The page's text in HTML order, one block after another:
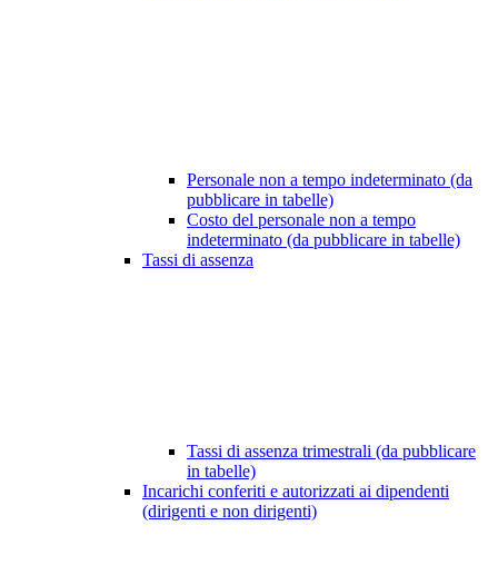
Personale non a tempo indeterminato (da
pubblicare in tabelle)
Costo del personale non a tempo
indeterminato (da pubblicare in tabelle)
Tassi di assenza
Tassi di assenza trimestrali (da pubblicare
in tabelle)
Incarichi conferiti e autorizzati ai dipendenti
(dirigenti e non dirigenti)